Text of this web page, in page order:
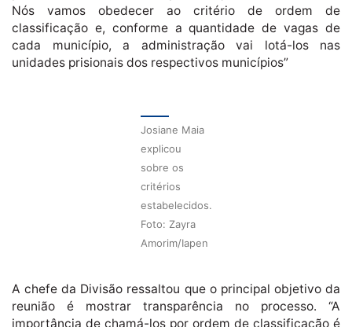
Nós vamos obedecer ao critério de ordem de
classificação e, conforme a quantidade de vagas de
cada município, a administração vai lotá-los nas
unidades prisionais dos respectivos municípios”
Josiane Maia
explicou
sobre os
critérios
estabelecidos.
Foto: Zayra
Amorim/Iapen
A chefe da Divisão ressaltou que o principal objetivo da
reunião é mostrar transparência no processo. “A
importância de chamá-los por ordem de classificação é